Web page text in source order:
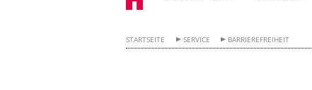
STARTSEITE SERVICE BARRIEREFREIHEIT